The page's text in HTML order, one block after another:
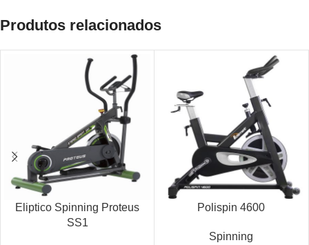
Produtos relacionados
Eliptico Spinning Proteus
SS1
Polispin 4600
Spinning